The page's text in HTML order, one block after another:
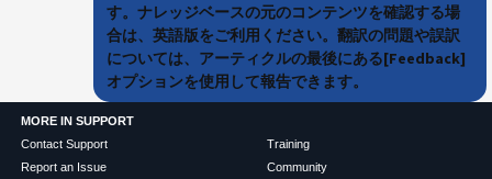
す。ナレッジベースの元のコンテンツを確認する場
合は、英語版をご利用ください。翻訳の問題や誤訳
については、アーティクルの最後にある[Feedback]
オプションを使用して報告できます。
MORE IN SUPPORT
Contact Support
Report an Issue
Training
Community